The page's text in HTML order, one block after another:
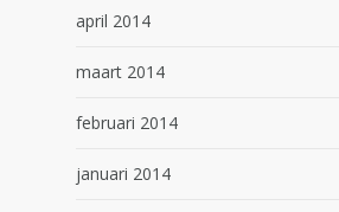
april 2014
maart 2014
februari 2014
januari 2014